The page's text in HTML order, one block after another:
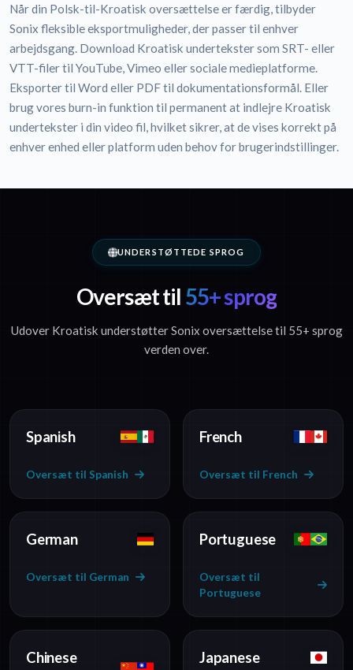
Når din Polsk-til-Kroatisk oversættelse er færdig, tilbyder
Sonix fleksible eksportmuligheder, der passer til enhver
arbejdsgang. Download Kroatisk undertekster som SRT- eller
VTT-filer til YouTube, Vimeo eller sociale medieplatforme.
Eksporter til Word eller PDF til dokumentationsformål. Eller
brug vores burn-in funktion til permanent at indlejre Kroatisk
undertekster i din video fil, hvilket sikrer, at de vises korrekt på
enhver enhed eller platform uden behov for brugerindstillinger.
UNDERSTØTTEDE SPROG
Oversæt til 55+ sprog
Udover Kroatisk understøtter Sonix oversættelse til 55+ sprog
verden over.
Spanish
Oversæt til Spanish
French
Oversæt til French
German
Oversæt til German
Portuguese
Oversæt til
Portuguese
Chinese
Japanese